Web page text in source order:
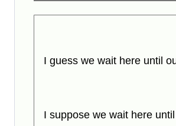
I guess we wait here until
I suppose we wait here